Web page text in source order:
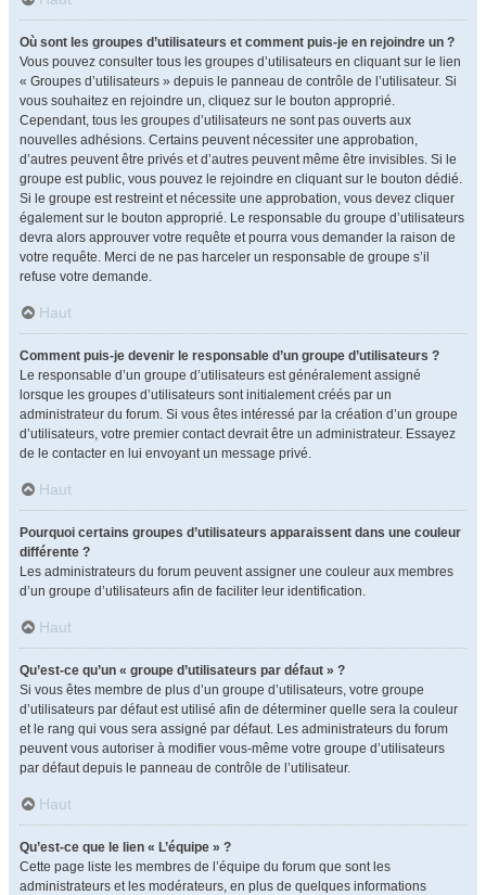
Où sont les groupes d’utilisateurs et comment puis-je en rejoindre un ?
Vous pouvez consulter tous les groupes d’utilisateurs en cliquant sur le lien
« Groupes d’utilisateurs » depuis le panneau de contrôle de l’utilisateur. Si
vous souhaitez en rejoindre un, cliquez sur le bouton approprié.
Cependant, tous les groupes d’utilisateurs ne sont pas ouverts aux
nouvelles adhésions. Certains peuvent nécessiter une approbation,
d’autres peuvent être privés et d’autres peuvent même être invisibles. Si le
groupe est public, vous pouvez le rejoindre en cliquant sur le bouton dédié.
Si le groupe est restreint et nécessite une approbation, vous devez cliquer
également sur le bouton approprié. Le responsable du groupe d’utilisateurs
devra alors approuver votre requête et pourra vous demander la raison de
votre requête. Merci de ne pas harceler un responsable de groupe s’il
refuse votre demande.
Haut
Comment puis-je devenir le responsable d’un groupe d’utilisateurs ?
Le responsable d’un groupe d’utilisateurs est généralement assigné
lorsque les groupes d’utilisateurs sont initialement créés par un
administrateur du forum. Si vous êtes intéressé par la création d’un groupe
d’utilisateurs, votre premier contact devrait être un administrateur. Essayez
de le contacter en lui envoyant un message privé.
Haut
Pourquoi certains groupes d’utilisateurs apparaissent dans une couleur
différente ?
Les administrateurs du forum peuvent assigner une couleur aux membres
d’un groupe d’utilisateurs afin de faciliter leur identification.
Haut
Qu’est-ce qu’un « groupe d’utilisateurs par défaut » ?
Si vous êtes membre de plus d’un groupe d’utilisateurs, votre groupe
d’utilisateurs par défaut est utilisé afin de déterminer quelle sera la couleur
et le rang qui vous sera assigné par défaut. Les administrateurs du forum
peuvent vous autoriser à modifier vous-même votre groupe d’utilisateurs
par défaut depuis le panneau de contrôle de l’utilisateur.
Haut
Qu’est-ce que le lien « L’équipe » ?
Cette page liste les membres de l’équipe du forum que sont les
administrateurs et les modérateurs, en plus de quelques informations